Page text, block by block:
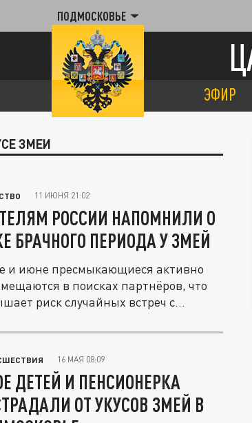
ПОДМОСКОВЬЕ
ЭФИР
ЗМЕИ
11 ИЮНЯ 21:02
РОССИИ НАПОМНИЛИ О
БРАЧНОГО ПЕРИОДА У ЗМЕЙ
и июне пресмыкающиеся активно
в поисках партнёров, что
риск случайных встреч с...
16 МАЯ 08:09
ДЕТЕЙ И ПЕНСИОНЕРКА
ОТ УКУСОВ ЗМЕЙ В